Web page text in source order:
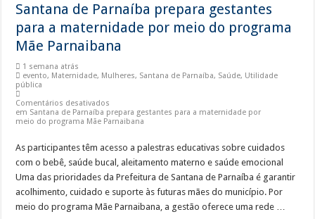
Santana de Parnaíba prepara gestantes
para a maternidade por meio do programa
Mãe Parnaibana
1 semana atrás
evento, Maternidade, Mulheres, Santana de Parnaíba, Saúde, Utilidade
pública
Comentários desativados
em Santana de Parnaíba prepara gestantes para a maternidade por
meio do programa Mãe Parnaibana
As participantes têm acesso a palestras educativas sobre cuidados
com o bebê, saúde bucal, aleitamento materno e saúde emocional
Uma das prioridades da Prefeitura de Santana de Parnaíba é garantir
acolhimento, cuidado e suporte às futuras mães do município. Por
meio do programa Mãe Parnaibana, a gestão oferece uma rede …